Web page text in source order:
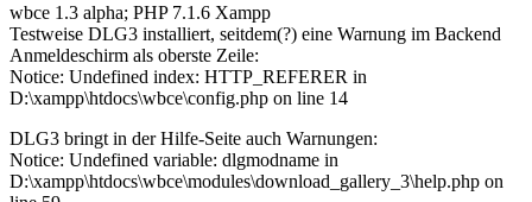
wbce 1.3 alpha; PHP 7.1.6 Xampp
Testweise DLG3 installiert, seitdem(?) eine Warnung im Backend
Anmeldeschirm als oberste Zeile:
Notice: Undefined index: HTTP_REFERER in
D:\xampp\htdocs\wbce\config.php on line 14
DLG3 bringt in der Hilfe-Seite auch Warnungen:
Notice: Undefined variable: dlgmodname in
D:\xampp\htdocs\wbce\modules\download_gallery_3\help.php on